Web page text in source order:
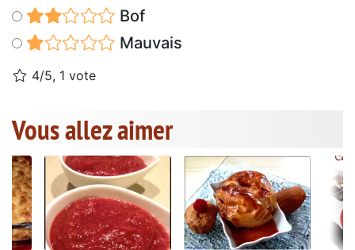
Bof
Mauvais
4/5, 1 vote
Vous allez aimer